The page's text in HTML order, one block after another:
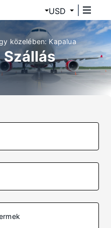
USD
közelében: Kapalua
Szállás